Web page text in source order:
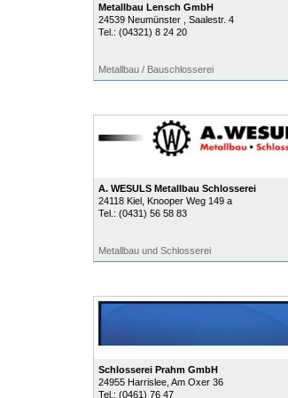
Metallbau Lensch GmbH
24539 Neumünster
, Saalestr. 4
Tel.: (04321) 8 24 20
Metallbau / Bauschlosserei
A. WESULS Metallbau Schlosserei
24118 Kiel, Knooper Weg 149 a
Tel.: (0431) 56 58 83
Metallbau und Schlosserei
Schlosserei Prahm GmbH
24955 Harrislee, Am Oxer 36
Tel.: (0461) 76 47